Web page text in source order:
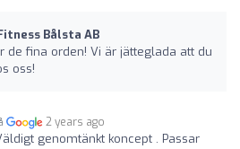
Bålsta AB
de fina orden! Vi är jätteglada att du
oss!
2 years ago
genomtänkt koncept . Passar